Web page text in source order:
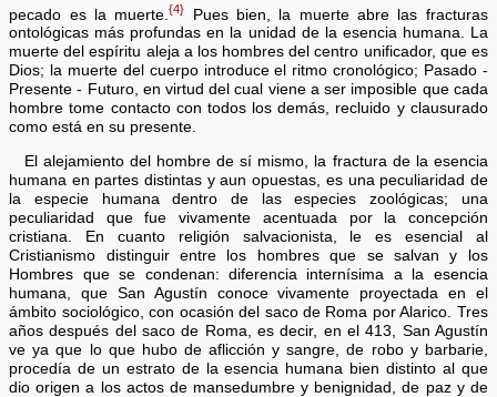
pecado es la muerte.{4}
Pues bien, la muerte abre las fracturas
ontológicas más profundas en la unidad de la esencia humana. La
muerte del espíritu aleja a los hombres del centro unificador, que es
Dios; la muerte del cuerpo introduce el ritmo cronológico; Pasado -
Presente - Futuro, en virtud del cual viene a ser imposible que cada
hombre tome contacto con todos los demás, recluido y clausurado
como está en su presente.
El alejamiento del hombre de sí mismo, la fractura de la esencia
humana en partes distintas y aun opuestas, es una peculiaridad de
la especie humana dentro de las especies zoológicas; una
peculiaridad que fue vivamente acentuada por la concepción
cristiana. En cuanto religión salvacionista, le es esencial al
Cristianismo distinguir entre los hombres que se salvan y los
Hombres que se condenan: diferencia internísima a la esencia
humana, que San Agustín conoce vivamente proyectada en el
ámbito sociológico, con ocasión del saco de Roma por Alarico. Tres
años después del saco de Roma, es decir, en el 413, San Agustín
ve ya que lo que hubo de aflicción y sangre, de robo y barbarie,
procedía de un estrato de la esencia humana bien distinto al que
dio origen a los actos de mansedumbre y benignidad, de paz y de